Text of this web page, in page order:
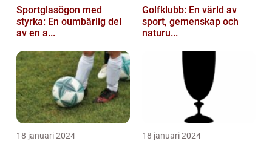
Sportglasögon med
styrka: En oumbärlig del
av en a...
Golfklubb: En värld av
sport, gemenskap och
naturu...
18 januari 2024 18 januari 2024